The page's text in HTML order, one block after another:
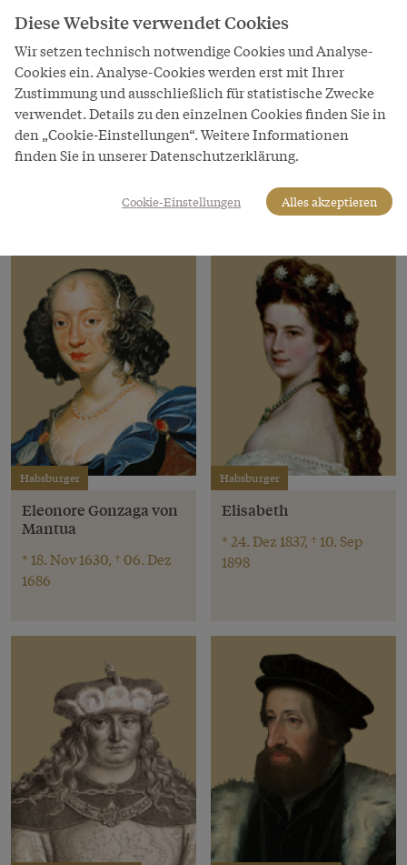
Habsburger Herrscher
Albrecht VI. „der
Freigiebige“
Erzherzog von
Habsburger
Eleonore Gonzaga von
Mantua
* 23. Sep 1598, † 27. Jun
Habsburger
Eleonore Gonzaga von
Mantua
* 18. Nov 1630, † 06. Dez
1686
Habsburger
Elisabeth
* 24. Dez 1837, † 10. Sep
1898
Diese Website verwendet Cookies
Wir setzen technisch notwendige Cookies und Analyse-
Cookies ein. Analyse-Cookies werden erst mit Ihrer
Zustimmung und ausschließlich für statistische Zwecke
verwendet. Details zu den einzelnen Cookies finden Sie in
den „Cookie-Einstellungen“. Weitere Informationen
finden Sie in unserer Datenschutzerklärung.
Cookie-Einstellungen Alles akzeptieren